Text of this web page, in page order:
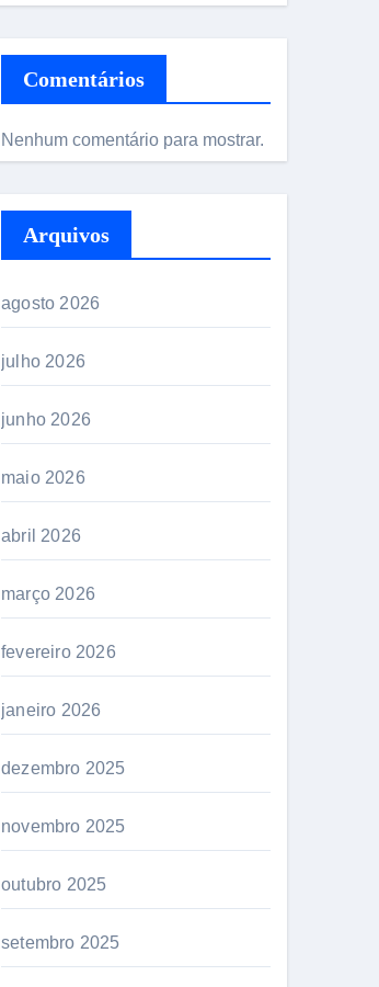
Comentários
Nenhum comentário para mostrar.
Arquivos
agosto 2026
julho 2026
junho 2026
maio 2026
abril 2026
março 2026
fevereiro 2026
janeiro 2026
dezembro 2025
novembro 2025
outubro 2025
setembro 2025